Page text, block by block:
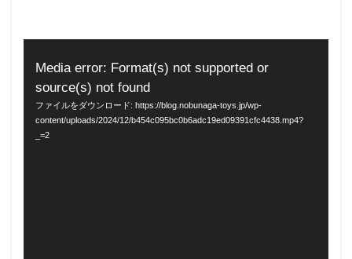
レ
Media error: Format(s) not supported or
source(s) not found
ファイルをダウンロード: https://blog.nobunaga-toys.jp/wp-
content/uploads/2024/12/b454c095bc0b6adc19ed09391cfc4438.mp4?
_=2